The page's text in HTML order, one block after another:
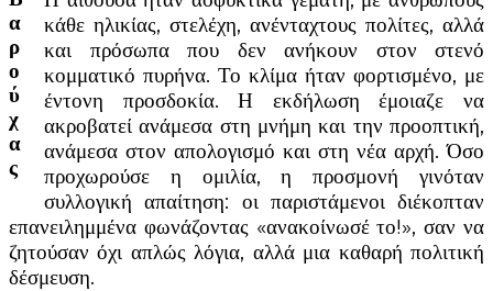
α
ρ
ο
ύ
χ
α
ς
κάθε ηλικίας, στελέχη, ανένταχτους πολίτες, αλλά
και πρόσωπα που δεν ανήκουν στον στενό
κομματικό πυρήνα. Το κλίμα ήταν φορτισμένο, με
έντονη προσδοκία. Η εκδήλωση έμοιαζε να
ακροβατεί ανάμεσα στη μνήμη και την προοπτική,
ανάμεσα στον απολογισμό και στη νέα αρχή. Όσο
προχωρούσε η ομιλία, η προσμονή γινόταν
συλλογική απαίτηση: οι παριστάμενοι διέκοπταν
επανειλημμένα φωνάζοντας «ανακοίνωσέ το!», σαν να
ζητούσαν όχι απλώς λόγια, αλλά μια καθαρή πολιτική
δέσμευση.